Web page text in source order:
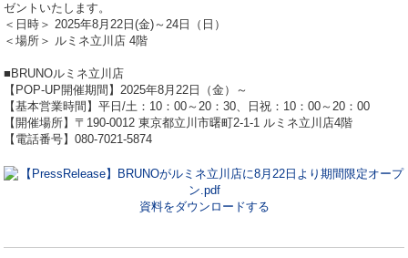
ゼントいたします。
＜日時＞ 2025年8月22日(金)～24日（日）
＜場所＞ ルミネ立川店 4階
■BRUNOルミネ立川店
【POP-UP開催期間】2025年8月22日（金）～
【基本営業時間】平日/土：10：00～20：30、日祝：10：00～20：00
【開催場所】〒190-0012 東京都立川市曙町2-1-1 ルミネ立川店4階
【電話番号】080-7021-5874
資料をダウンロードする